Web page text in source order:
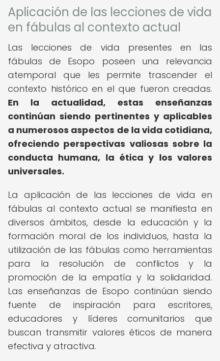
Aplicación de las lecciones de vida
en fábulas al contexto actual
Las lecciones de vida presentes en las
fábulas de Esopo poseen una relevancia
atemporal que les permite trascender el
contexto histórico en el que fueron creadas.
En la actualidad, estas enseñanzas
continúan siendo pertinentes y aplicables
a numerosos aspectos de la vida cotidiana,
ofreciendo perspectivas valiosas sobre la
conducta humana, la ética y los valores
universales.
La aplicación de las lecciones de vida en
fábulas al contexto actual se manifiesta en
diversos ámbitos, desde la educación y la
formación moral de los individuos, hasta la
utilización de las fábulas como herramientas
para la resolución de conflictos y la
promoción de la empatía y la solidaridad.
Las enseñanzas de Esopo continúan siendo
fuente de inspiración para escritores,
educadores y líderes comunitarios que
buscan transmitir valores éticos de manera
efectiva y atractiva.